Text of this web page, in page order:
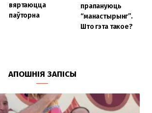
вяртаюцца
паўторна
прапануюць
“манастырынг”.
Што гэта такое?
АПОШНІЯ ЗАПІСЫ